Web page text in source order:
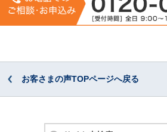
お客さまの声TOPページへ戻る